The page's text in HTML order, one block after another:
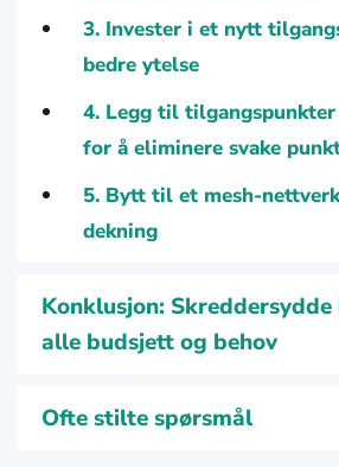
3. Invester i et nytt
bedre ytelse
4. Legg til
for å eliminere svake
5. Bytt til et mesh-
dekning
Konklusjon:
alle budsjett og behov
Ofte stilte spørsmål